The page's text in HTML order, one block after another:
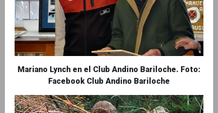
Mariano Lynch en el Club Andino Bariloche. Foto:
Facebook Club Andino Bariloche